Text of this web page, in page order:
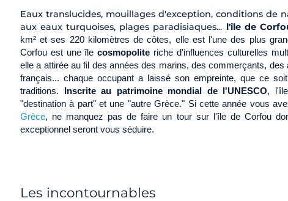
Eaux translucides, mouillages d'exception, conditions de
aux eaux turquoises, plages paradisiaques... l'île de
km² et ses 220 kilomètres de côtes, elle est l'une des plus
Corfou est une îlecosmopolite riche d'influences culturelles
elle a attirée au fil des années des marins, des commerçants,
français... chaque occupant a laissé son empreinte, que ce
traditions.
Inscrite au patrimoine mondial de l'UNESCO,
"destination à part" et une "autre Grèce." Si cette année vous
Grèce, ne manquez pas de faire un tour sur l'île de Corfou
exceptionnel seront vous séduire.
Les incontournables